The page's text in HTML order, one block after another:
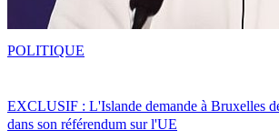
EXCLUSIF : L'Islande demande à Bruxelles
dans son référendum sur l'UE
POLITIQUE